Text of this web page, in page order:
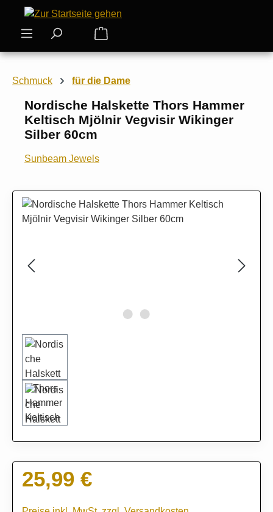
Zum Hauptinhalt springen
Warenkorb enthält 0 Positionen.
Schmuck für die Dame
Nordische Halskette Thors Hammer
Keltisch Mjölnir Vegvisir Wikinger
Silber 60cm
Sunbeam Jewels
Bildergalerie überspringen
Regulärer Preis:
25,99 €